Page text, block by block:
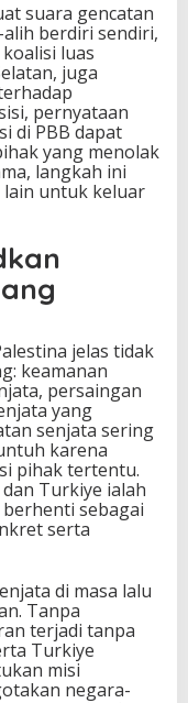
suara gencatan
berdiri sendiri,
luas
juga
pernyataan
di PBB dapat
yang menolak
langkah ini
lain untuk keluar
jelas tidak
keamanan
persaingan
yang
senjata sering
karena
pihak tertentu.
Turkiye ialah
sebagai
serta
di masa lalu
Tanpa
terjadi tanpa
Turkiye
misi
negara-